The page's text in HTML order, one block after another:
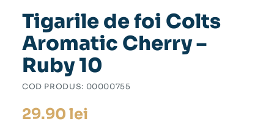
Tigarile de foi Colts
Aromatic Cherry –
Ruby 10
COD PRODUS: 00000755
29.90 lei